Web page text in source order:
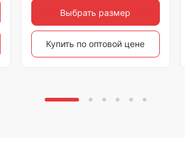
Выбрать размер
Купить по оптовой цене